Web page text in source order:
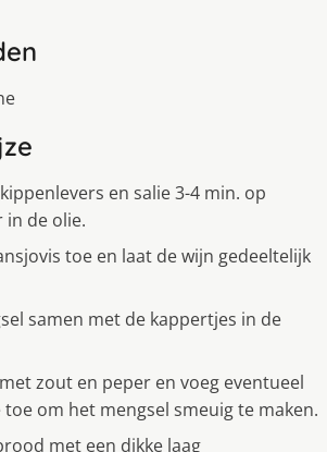
en salie 3-4 min. op
de olie.
toe en laat de wijn gedeeltelijk
samen met de kappertjes in de
zout en peper en voeg eventueel
om het mengsel smeuig te maken.
met een dikke laag